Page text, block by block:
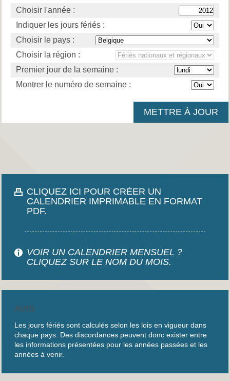
Choisir l'année :
Indiquer les jours fériés :
Choisir le pays :
Choisir la région :
Premier jour de la semaine :
Montrer le numéro de semaine :
CLIQUEZ ICI POUR CRÉER UN
CALENDRIER IMPRIMABLE EN FORMAT
PDF.
VOIR UN CALENDRIER MENSUEL ?
CLIQUEZ SUR LE NOM DU MOIS.
AVIS
Les jours fériés sont calculés selon les lois en vigueur dans
chaque pays. Des discordances peuvent donc exister entre
les informations présentées pour les années passées et les
années à venir.